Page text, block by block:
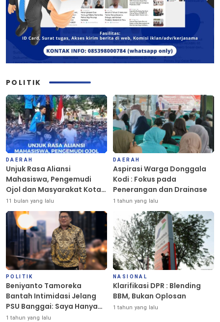
POLITIK
DAERAH
Unjuk Rasa Aliansi
Mahasiswa, Pengemudi
Ojol dan Masyarakat Kota
Palu Berlangsung Damai
11 bulan yang lalu
DAERAH
Aspirasi Warga Donggala
Kodi : Fokus pada
Penerangan dan Drainase
1 tahun yang lalu
POLITIK
Beniyanto Tamoreka
Bantah Intimidasi Jelang
PSU Banggai: Saya Hanya
Ingin Redakan Suasana
1 tahun yang lalu
NASIONAL
Klarifikasi DPR : Blending
BBM, Bukan Oplosan
1 tahun yang lalu